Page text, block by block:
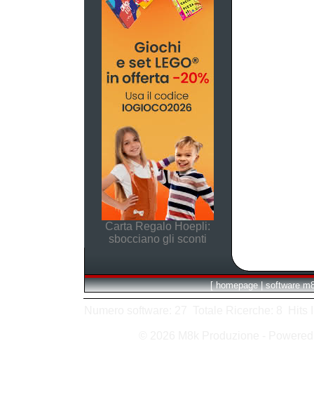
Carta Regalo Hoepli:
sbocciano gli sconti
[ homepage | software